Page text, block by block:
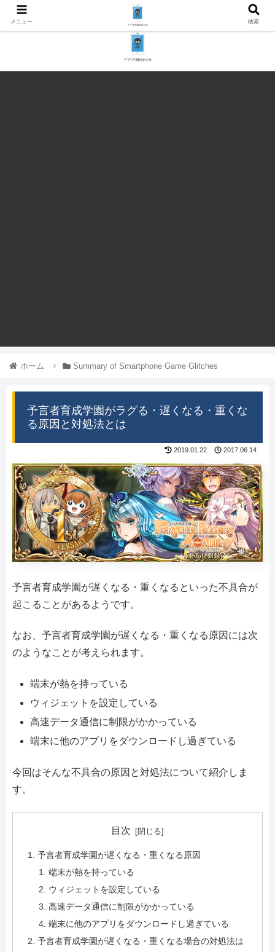
ホーム Summary of Smartphone Game Glitches
予言者育成学園がラグる・遅くなる・重くな
る原因と対処法とは
2019.01.22 2017.06.14
予言者育成学園が遅くなる・重くなるといった不具合が
起こることがあるようです。
なお、予言者育成学園が遅くなる・重くなる原因には次
のようなことが考えられます。
端末が熱を持っている
ウィジェットを設定している
高速データ通信に制限がかかっている
端末に他のアプリをダウンロードし過ぎている
今回はそんな不具合の原因と対処法について紹介しま
す。
目次
予言者育成学園が遅くなる・重くなる原因
端末が熱を持っている
ウィジェットを設定している
高速データ通信に制限がかかっている
端末に他のアプリをダウンロードし過ぎている
予言者育成学園が遅くなる・重くなる場合の対処法は
メニュー 検索